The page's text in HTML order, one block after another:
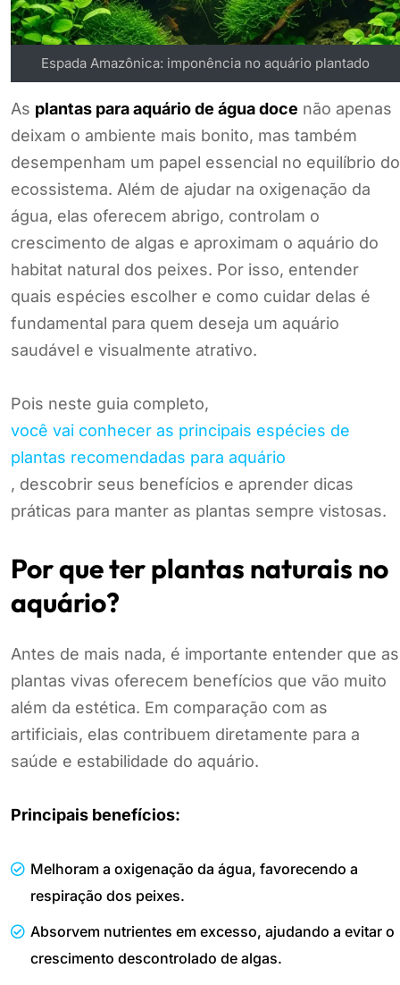
Espada Amazônica: imponência no aquário plantado
As plantas para aquário de água doce não apenas
deixam o ambiente mais bonito, mas também
desempenham um papel essencial no equilíbrio do
ecossistema. Além de ajudar na oxigenação da
água, elas oferecem abrigo, controlam o
crescimento de algas e aproximam o aquário do
habitat natural dos peixes. Por isso, entender
quais espécies escolher e como cuidar delas é
fundamental para quem deseja um aquário
saudável e visualmente atrativo.
Pois neste guia completo,
você vai conhecer as principais espécies de
plantas recomendadas para aquário
, descobrir seus benefícios e aprender dicas
práticas para manter as plantas sempre vistosas.
Por que ter plantas naturais no
aquário?
Antes de mais nada, é importante entender que as
plantas vivas oferecem benefícios que vão muito
além da estética. Em comparação com as
artificiais, elas contribuem diretamente para a
saúde e estabilidade do aquário.
Principais benefícios:
Melhoram a oxigenação da água, favorecendo a
respiração dos peixes.
Absorvem nutrientes em excesso, ajudando a evitar o
crescimento descontrolado de algas.